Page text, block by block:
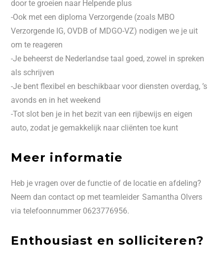
door te groeien naar Helpende plus
-Ook met een diploma Verzorgende (zoals MBO
Verzorgende IG, OVDB of MDGO-VZ) nodigen we je uit
om te reageren
-Je beheerst de Nederlandse taal goed, zowel in spreken
als schrijven
-Je bent flexibel en beschikbaar voor diensten overdag, ’s
avonds en in het weekend
-Tot slot ben je in het bezit van een rijbewijs en eigen
auto, zodat je gemakkelijk naar cliënten toe kunt
Meer informatie
Heb je vragen over de functie of de locatie en afdeling?
Neem dan contact op met teamleider Samantha Olvers
via telefoonnummer 0623776956.
Enthousiast en solliciteren?